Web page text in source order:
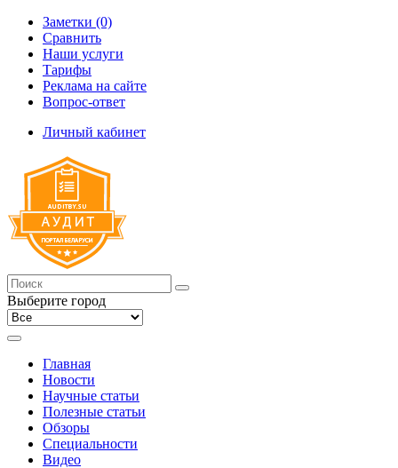
Заметки (0)
Сравнить
Наши услуги
Тарифы
Реклама на сайте
Вопрос-ответ
Личный кабинет
Выберите город
Главная
Новости
Научные статьи
Полезные статьи
Обзоры
Специальности
Видео